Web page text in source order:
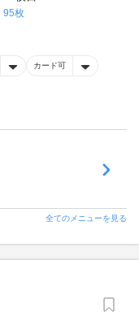
95枚
カード可
全てのメニューを見る